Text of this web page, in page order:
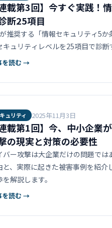
連載第3回】今すぐ実践！
断25項目
推奨する「情報セキュリティ5
キュリティレベルを25項目で診断
を読む →
ュリティ 2025年11月3日
連載第1回】今、中小企業
の現実と対策の必要性
バー攻撃は大企業だけの問題で
と、実際に起きた被害事例を紹
を解説します。
を読む →